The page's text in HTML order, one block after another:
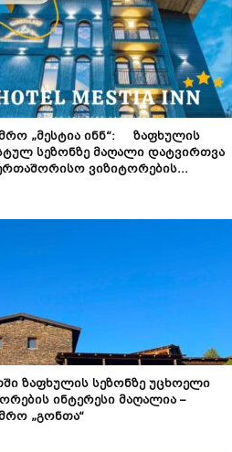
„მესტია ინნ“: ზაფხულის
სეზონზე მაღალი დატვირთვა
ვიზიტორების...
ზაფხულის სეზონზე უცხოელი
ინტერესი მაღალია –
„გონთა“